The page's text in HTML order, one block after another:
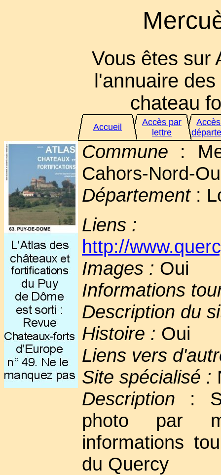
Vous êtes sur
l'annuaire
chateau
Accueil
Accès par
lettre
Commune :
Cahors-Nord-
Département:
Liens :
http://
Images : Oui
Informations
Description du
Histoire : Oui
Liens vers
Site spécialisé :
Description :
photo par
informations
du Quercy